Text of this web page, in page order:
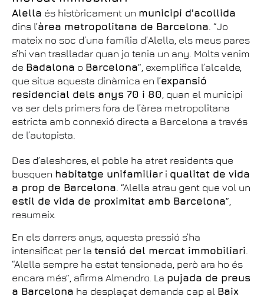
Alella és històricament un municipi d’acollida
dins l’àrea metropolitana de Barcelona . “Jo
mateix no soc d’una família d’Alella, els meus pares
s’hi van traslladar quan jo tenia un any. Molts venim
de Badalona o Barcelona”, exemplifica l’alcalde,
que situa aquesta dinàmica en l’expansió
residencial dels anys 70 i 80 , quan el municipi
va ser dels primers fora de l’àrea metropolitana
estricta amb connexió directa a Barcelona a través
de l’autopista.
Des d’aleshores, el poble ha atret residents que
busquen habitatge unifamiliar i qualitat de vida
a prop de Barcelona . “Alella atrau gent que vol un
estil de vida de proximitat amb Barcelona”,
resumeix.
En els darrers anys, aquesta pressió s’ha
intensificat per la tensió del mercat immobiliari
“Alella sempre ha estat tensionada, però ara ho és
encara més”, afirma Almendro. La pujada de preus
a Barcelona ha desplaçat demanda cap al Baix